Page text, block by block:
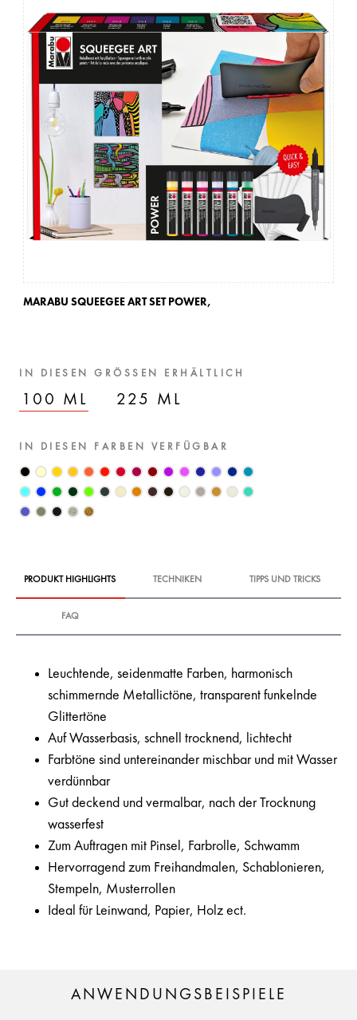
MARABU SQUEEGEE ART SET POWER,
IN DIESEN GRÖSSEN ERHÄLTLICH
100 ML 225 ML
IN DIESEN FARBEN VERFÜGBAR
PRODUKT HIGHLIGHTS TECHNIKEN TIPPS UND TRICKS
FAQ
Leuchtende, seidenmatte Farben, harmonisch
schimmernde Metallictöne, transparent funkelnde
Glittertöne
Auf Wasserbasis, schnell trocknend, lichtecht
Farbtöne sind untereinander mischbar und mit Wasser
verdünnbar
Gut deckend und vermalbar, nach der Trocknung
wasserfest
Zum Auftragen mit Pinsel, Farbrolle, Schwamm
Hervorragend zum Freihandmalen, Schablonieren,
Stempeln, Musterrollen
Ideal für Leinwand, Papier, Holz ect.
ANWENDUNGSBEISPIELE